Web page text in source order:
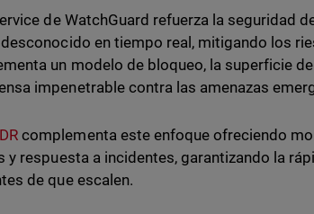
de WatchGuard refuerza la seguridad
en tiempo real, mitigando los
un modelo de bloqueo, la superficie
impenetrable contra las amenazas
complementa este enfoque ofreciendo
y respuesta a incidentes, garantizando la
de que escalen.